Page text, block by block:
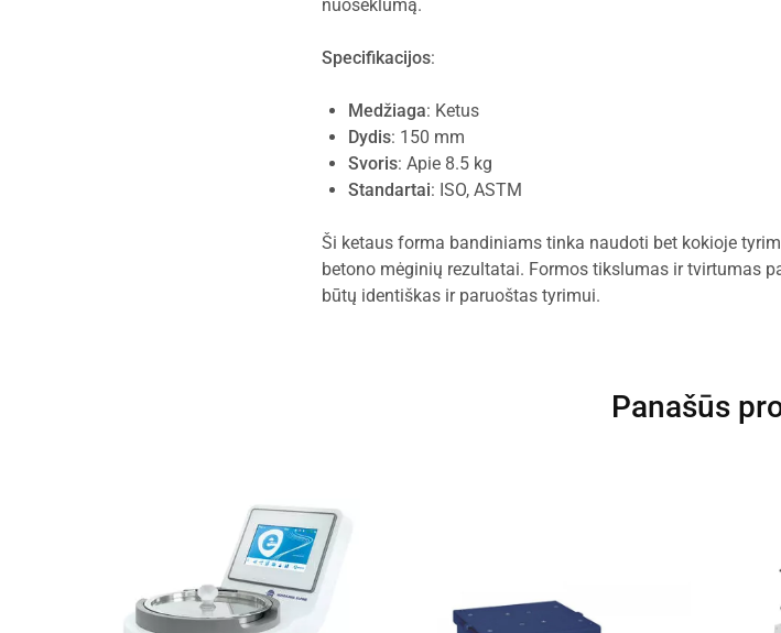
nuoseklumą.
Specifikacijos:
Medžiaga: Ketus
Dydis: 150 mm
Svoris: Apie 8.5 kg
Standartai: ISO, ASTM
Ši ketaus forma bandiniams tinka naudoti bet kokioje
betono mėginių rezultatai. Formos tikslumas ir tvirtumas
būtų identiškas ir paruoštas tyrimui.
Panašūs